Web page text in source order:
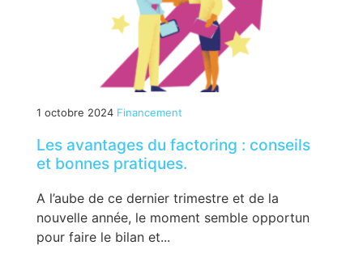
1 octobre 2024 Financement
Les avantages du factoring : conseils
et bonnes pratiques.
A l’aube de ce dernier trimestre et de la
nouvelle année, le moment semble opportun
pour faire le bilan et...